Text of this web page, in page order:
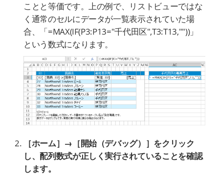
ことと等価です。上の例で、リストビューではな
く通常のセルにデータが一覧表示されていた場
合、「=MAX(IF(P3:P13="千代田区",T3:T13,""))」
という数式になります。
［ホーム］→［開始（デバッグ）］をクリック
し、配列数式が正しく実行されていることを確認
します。